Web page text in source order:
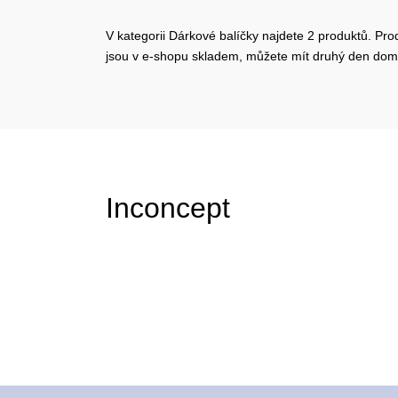
V kategorii Dárkové balíčky najdete 2 produktů.
jsou v e-shopu skladem, můžete mít druhý den
Inconcept